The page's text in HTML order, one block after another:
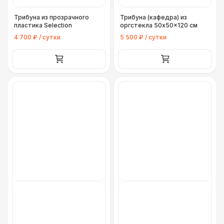
Трибуна из прозрачного
пластика Selection
4 700 ₽ / сутки
Трибуна (кафедра) из
оргстекла 50x50x120 см
5 500 ₽ / сутки